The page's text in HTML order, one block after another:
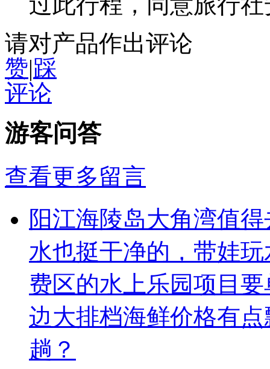
请对产品作出评论
赞|踩
评论
游客问答
查看更多留言
阳江海陵岛大角湾值
水也挺干净的，带娃
费区的水上乐园项目
边大排档海鲜价格有
趟？